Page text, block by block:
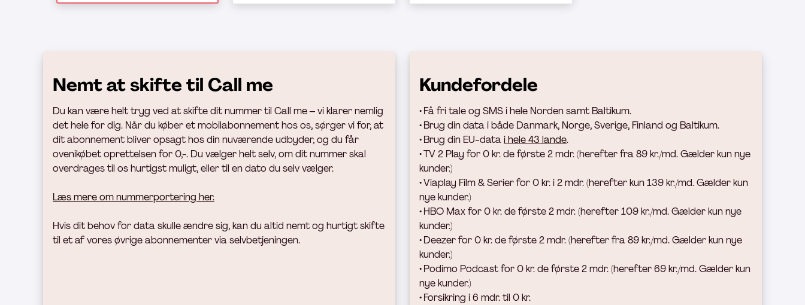
Nemt at skifte til Call me
Du kan være helt tryg ved at skifte dit nummer til Call me – vi klarer nemlig
det hele for dig. Når du køber et mobilabonnement hos os, sørger vi for, at
dit abonnement bliver opsagt hos din nuværende udbyder, og du får
ovenikøbet oprettelsen for 0,-. Du vælger helt selv, om dit nummer skal
overdrages til os hurtigst muligt, eller til en dato du selv vælger.
Læs mere om nummerportering her.
Hvis dit behov for data skulle ændre sig, kan du altid nemt og hurtigt skifte
til et af vores øvrige abonnementer via selvbetjeningen.
Kundefordele
• Få fri tale og SMS i hele Norden samt Baltikum.
• Brug din datai både Danmark, Norge, Sverige, Finland og Baltikum.
• Brug din EU-datai hele 43 lande.
• TV 2 Play for 0 kr. de første 2 mdr. (herefter fra 89 kr./md. Gælder kun nye
kunder.)
• Viaplay Film & Serier for 0 kr. i 2 mdr. (herefter kun 139 kr./md. Gælder kun
nye kunder.)
• HBO Max for 0 kr. de første 2 mdr. (herefter 109 kr./md. Gælder kun nye
kunder.)
• Deezer for 0 kr. de første 2 mdr. (herefter fra 89 kr./md. Gælder kun nye
kunder.)
• Podimo Podcast for 0 kr. de første 2 mdr. (herefter 69 kr./md. Gælder kun
nye kunder.)
• Forsikring i 6 mdr. til 0 kr.